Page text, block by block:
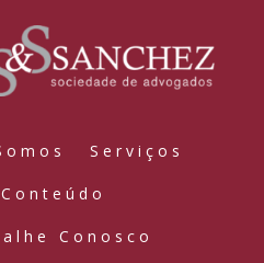
Serviços
Conteúdo
Conosco